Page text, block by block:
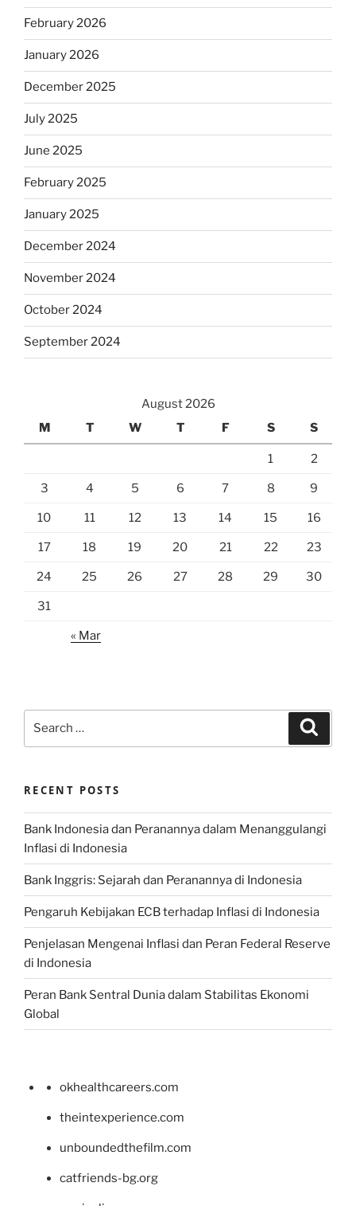
February 2026
January 2026
December 2025
July 2025
June 2025
February 2025
January 2025
December 2024
November 2024
October 2024
September 2024
August 2026
M
T W T F S S
1 2
3 4 5 6 7 8 9
10 11 12 13 14 15 16
17 18 19 20 21 22 23
24 25 26 27 28 29 30
31
« Mar
RECENT POSTS
Bank Indonesia dan Peranannya dalam Menanggulangi
Inflasi di Indonesia
Bank Inggris: Sejarah dan Peranannya di Indonesia
Pengaruh Kebijakan ECB terhadap Inflasi di Indonesia
Penjelasan Mengenai Inflasi dan Peran Federal Reserve
di Indonesia
Peran Bank Sentral Dunia dalam Stabilitas Ekonomi
Global
okhealthcareers.com
theintexperience.com
unboundedthefilm.com
catfriends-bg.org